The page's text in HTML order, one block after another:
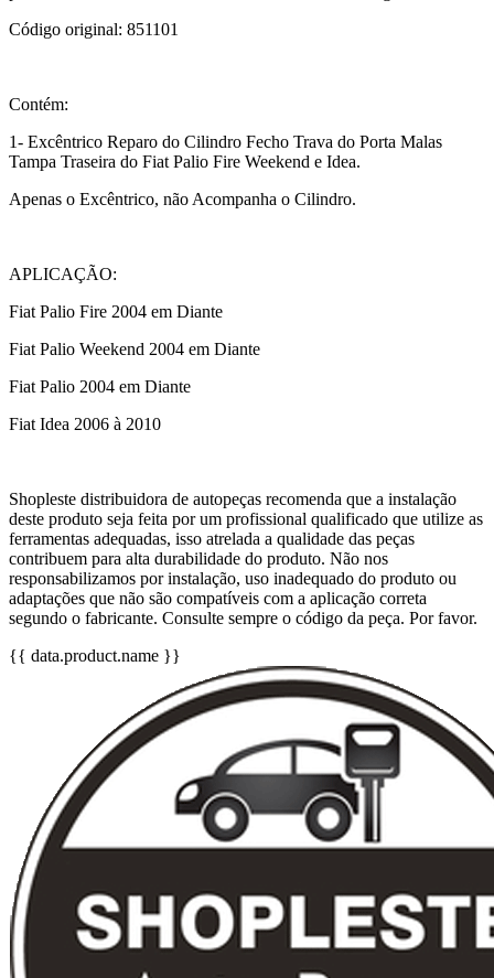
Código original: 851101
Contém:
1- Excêntrico Reparo do Cilindro Fecho Trava do Porta Malas
Tampa Traseira do Fiat Palio Fire Weekend e Idea.
Apenas o Excêntrico, não Acompanha o Cilindro.
APLICAÇÃO:
Fiat Palio Fire 2004 em Diante
Fiat Palio Weekend 2004 em Diante
Fiat Palio 2004 em Diante
Fiat Idea 2006 à 2010
Shopleste distribuidora de autopeças recomenda que a instalação
deste produto seja feita por um profissional qualificado que utilize as
ferramentas adequadas, isso atrelada a qualidade das peças
contribuem para alta durabilidade do produto. Não nos
responsabilizamos por instalação, uso inadequado do produto ou
adaptações que não são compatíveis com a aplicação correta
segundo o fabricante. Consulte sempre o código da peça. Por favor.
{{ data.product.name }}